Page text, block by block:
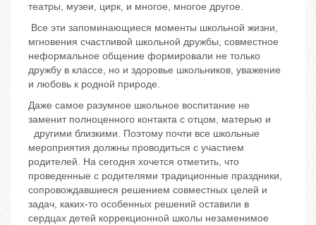
театры, музеи, цирк, и многое, многое другое.
Все эти запоминающиеся моменты школьной жизни,
мгновения счастливой школьной дружбы, совместное
неформальное общение формировали не только
дружбу в классе, но и здоровье школьников, уважение
и любовь к родной природе.
Даже самое разумное школьное воспитание не
заменит полноценного контакта с отцом, матерью и
другими близкими. Поэтому почти все школьные
мероприятия должны проводиться с участием
родителей. На сегодня хочется отметить, что
проведенные с родителями традиционные праздники,
сопровождавшиеся решением совместных целей и
задач, каких-то особенных решений оставили в
сердцах детей коррекционной школы незаменимое